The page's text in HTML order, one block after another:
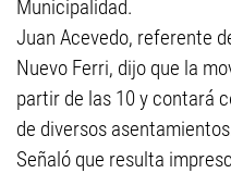
Municipalidad.
Juan Acevedo, referente
Nuevo Ferri, dijo que la
partir de las 10 y contará
de diversos
Señaló que resulta